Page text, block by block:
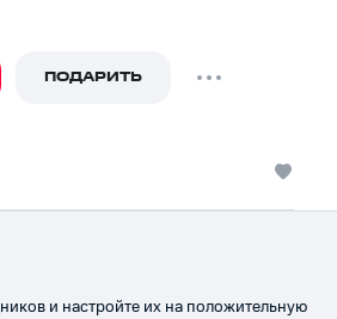
ПОДАРИТЬ
и настройте их на положительную